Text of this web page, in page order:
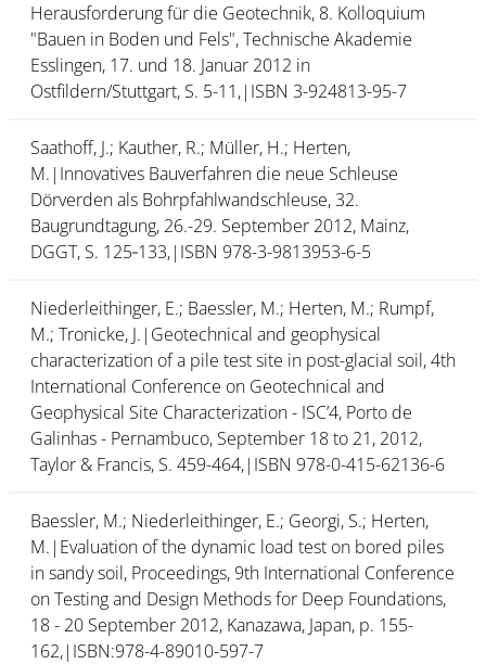
Herausforderung für die Geotechnik, 8. Kolloquium
"Bauen in Boden und Fels", Technische Akademie
Esslingen, 17. und 18. Januar 2012 in
Ostfildern/Stuttgart, S. 5-11,|ISBN 3-924813-95-7
Saathoff, J.; Kauther, R.; Müller, H.; Herten,
M.|Innovatives Bauverfahren die neue Schleuse
Dörverden als Bohr­pfahl­wand­schleuse, 32.
Baugrundtagung, 26.-29. September 2012, Mainz,
DGGT, S. 125‑133,|ISBN 978-3-9813953-6-5
Niederleithinger, E.; Baessler, M.; Herten, M.; Rumpf,
M.; Tronicke, J.|Geotechnical and geophysical
characterization of a pile test site in post-glacial soil, 4th
International Conference on Geotechnical and
Geophysical Site Characterization - ISC’4, Porto de
Galinhas - Pernambuco, September 18 to 21, 2012,
Taylor & Francis, S. 459-464,|ISBN 978-0-415-62136-6
Baessler, M.; Niederleithinger, E.; Georgi, S.; Herten,
M.|Evaluation of the dynamic load test on bored piles
in sandy soil, Proceedings, 9th International Conference
on Testing and Design Methods for Deep Foundations,
18 - 20 September 2012, Kanazawa, Japan, p. 155-
162,|ISBN:978-4-89010-597-7